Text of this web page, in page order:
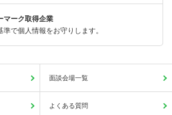
マーク取得企業
準で個人情報をお守りします。
面談会場一覧
よくある質問